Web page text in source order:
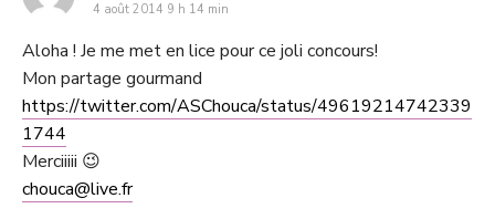
4 août 2014 9 h 14 min
Aloha ! Je me met en lice pour ce joli concours!
Mon partage gourmand
https://twitter.com/ASChouca/status/49619214742339
1744
Merciiiii 😉
chouca@live.fr